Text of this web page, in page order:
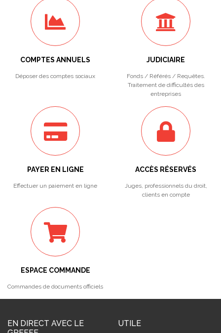
COMPTES ANNUELS
Déposer des comptes sociaux
JUDICIAIRE
Fonds / Référés / Requêtes.
Traitement de difficultés des
entreprises
PAYER EN LIGNE
Effectuer un paiement en ligne
ACCÈS RÉSERVÉS
Juges, professionnels du droit,
clients en compte
ESPACE COMMANDE
Commandes de documents officiels
EN DIRECT AVEC LE
UTILE